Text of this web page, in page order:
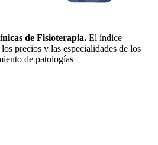
de Fisioterapia. El índice
precios y las especialidades de los
de patologías